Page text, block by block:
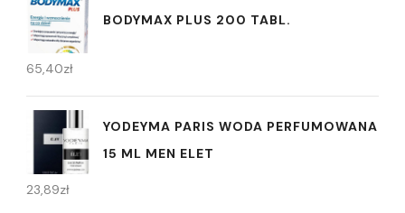
BODYMAX PLUS 200 TABL.
65,40zł
YODEYMA PARIS WODA PERFUMOWANA
15 ML MEN ELET
23,89zł